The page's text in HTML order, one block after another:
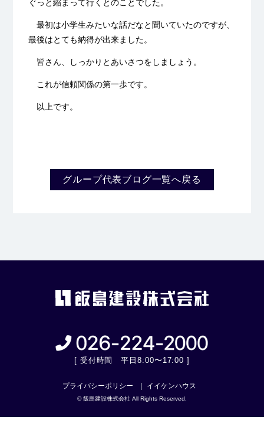
ぐっと縮まって行くとのことでした。
最初は小学生みたいな話だなと聞いていたのですが、
最後はとても納得が出来ました。
皆さん、しっかりとあいさつをしましょう。
これが信頼関係の第一歩です。
以上です。
グループ代表ブログ一覧へ戻る
[ 受付時間 平日8:00〜17:00 ]
プライバシーポリシー イイケンハウス
© 飯島建設株式会社 All Rights Reserved.